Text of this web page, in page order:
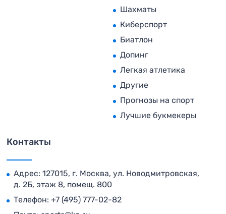
Шахматы
Киберспорт
Биатлон
Допинг
Легкая атлетика
Другие
Прогнозы на спорт
Лучшие букмекеры
Контакты
Адрес: 127015, г. Москва, ул. Новодмитровская,
д. 2Б, этаж 8, помещ. 800
Телефон: +7 (495) 777-02-82